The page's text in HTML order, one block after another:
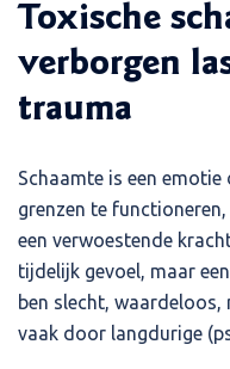
Toxische
verborgen
trauma
Schaamte is een
grenzen te
een verwoestende
tijdelijk gevoel, maar
ben slecht,
vaak door langdurige